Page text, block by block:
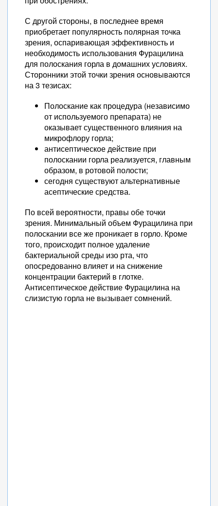
С другой стороны, в последнее время
приобретает популярность полярная точка
зрения, оспаривающая эффективность и
необходимость использования Фурацилина
для полоскания горла в домашних условиях.
Сторонники этой точки зрения основываются
на 3 тезисах:
Полоскание как процедура (независимо
от используемого препарата) не
оказывает существенного влияния на
микрофлору горла;
антисептическое действие при
полоскании горла реализуется, главным
образом, в ротовой полости;
сегодня существуют альтернативные
асептические средства.
По всей вероятности, правы обе точки
зрения. Минимальный объем Фурацилина при
полоскании все же проникает в горло. Кроме
того, происходит полное удаление
бактериальной среды изо рта, что
опосредованно влияет и на снижение
концентрации бактерий в глотке.
Антисептическое действие Фурацилина на
слизистую горла не вызывает сомнений.